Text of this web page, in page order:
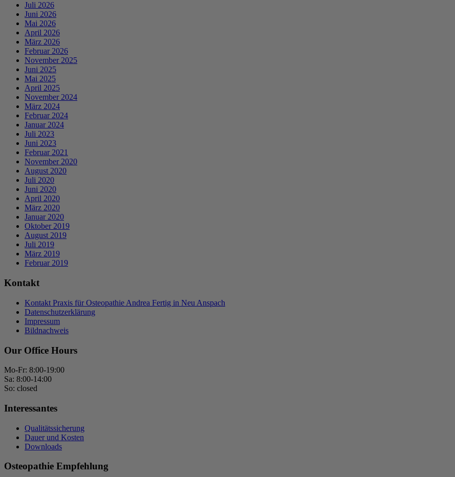
Juli 2026
Juni 2026
Mai 2026
April 2026
März 2026
Februar 2026
November 2025
Juni 2025
Mai 2025
April 2025
November 2024
März 2024
Februar 2024
Januar 2024
Juli 2023
Juni 2023
Februar 2021
November 2020
August 2020
Juli 2020
Juni 2020
April 2020
März 2020
Januar 2020
Oktober 2019
August 2019
Juli 2019
März 2019
Februar 2019
Kontakt
Kontakt Praxis für Osteopathie Andrea Fertig in Neu Anspach
Datenschutzerklärung
Impressum
Bildnachweis
Our Office Hours
Mo-Fr: 8:00-19:00
Sa: 8:00-14:00
So: closed
Interessantes
Qualitätssicherung
Dauer und Kosten
Downloads
Osteopathie Empfehlung